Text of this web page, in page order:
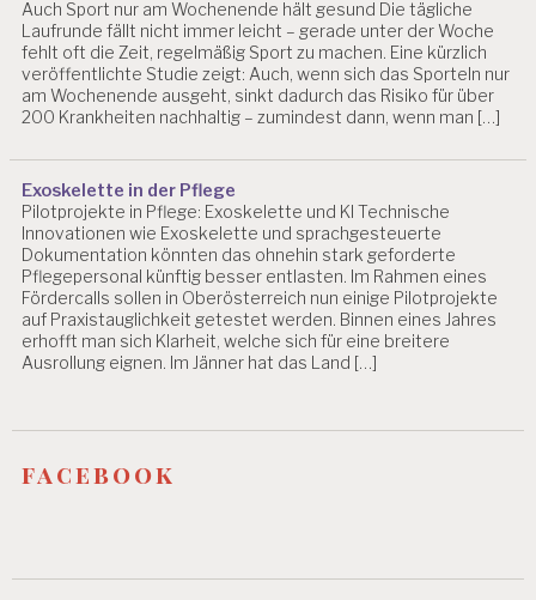
Auch Sport nur am Wochenende hält gesund Die tägliche
Laufrunde fällt nicht immer leicht – gerade unter der Woche
fehlt oft die Zeit, regelmäßig Sport zu machen. Eine kürzlich
veröffentlichte Studie zeigt: Auch, wenn sich das Sporteln nur
am Wochenende ausgeht, sinkt dadurch das Risiko für über
200 Krankheiten nachhaltig – zumindest dann, wenn man […]
Exoskelette in der Pflege
Pilotprojekte in Pflege: Exoskelette und KI Technische
Innovationen wie Exoskelette und sprachgesteuerte
Dokumentation könnten das ohnehin stark geforderte
Pflegepersonal künftig besser entlasten. Im Rahmen eines
Fördercalls sollen in Oberösterreich nun einige Pilotprojekte
auf Praxistauglichkeit getestet werden. Binnen eines Jahres
erhofft man sich Klarheit, welche sich für eine breitere
Ausrollung eignen. Im Jänner hat das Land […]
facebook